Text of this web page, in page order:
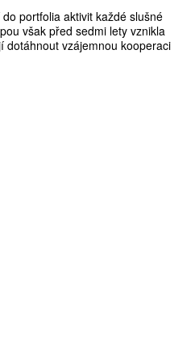
portfolia aktivit každé slušné
však před sedmi lety vznikla
vzájemnou kooperaci